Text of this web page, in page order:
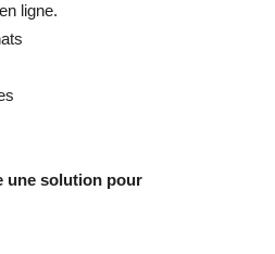
ligne.
une solution pour